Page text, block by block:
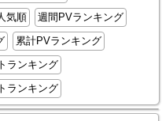
気順
週間PVランキング
累計PVランキング
ランキング
ランキング